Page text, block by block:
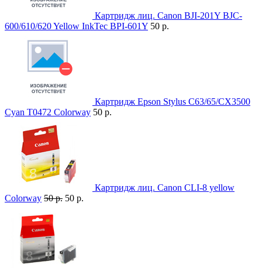
Картридж лиц. Canon BJI-201Y BJC-
600/610/620 Yellow InkTec BPI-601Y 50 р.
Картридж Epson Stylus C63/65/CX3500
Cyan T0472 Colorway 50 р.
Картридж лиц. Canon CLI-8 yellow
Colorway 50 р. 50 р.